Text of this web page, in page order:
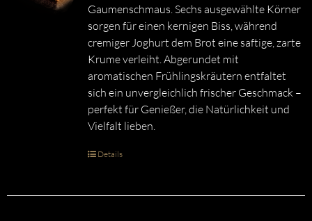
Gaumenschmaus. Sechs ausgewählte Körner
sorgen für einen kernigen Biss, während
cremiger Joghurt dem Brot eine saftige, zarte
Krume verleiht. Abgerundet mit
aromatischen Frühlingskräutern entfaltet
sich ein unvergleichlich frischer Geschmack –
perfekt für Genießer, die Natürlichkeit und
Vielfalt lieben.
Details